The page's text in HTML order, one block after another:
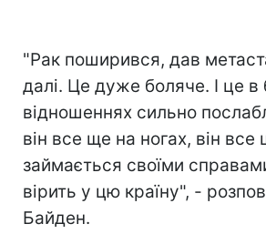
"Рак поширився, дав
далі. Це дуже боляче. І це в
відношеннях сильно
він все ще на ногах, він все
займається своїми
вірить у цю країну", -
Байден.